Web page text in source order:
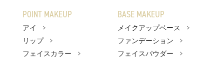
POINT MAKEUP
アイ
リップ
フェイスカラー
BASE MAKEUP
メイクアップベース
ファンデーション
フェイスパウダー